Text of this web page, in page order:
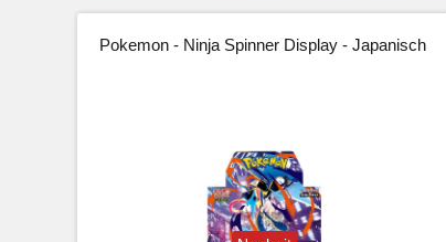
Pokemon - Ninja Spinner Display - Japanisch